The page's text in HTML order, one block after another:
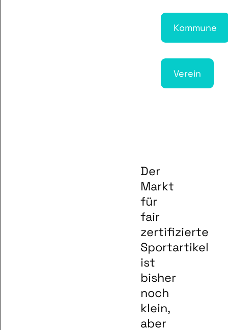
Kommune
Verein
Der
Markt
für
fair
zertifizierte
Sportartikel
ist
bisher
noch
klein,
aber